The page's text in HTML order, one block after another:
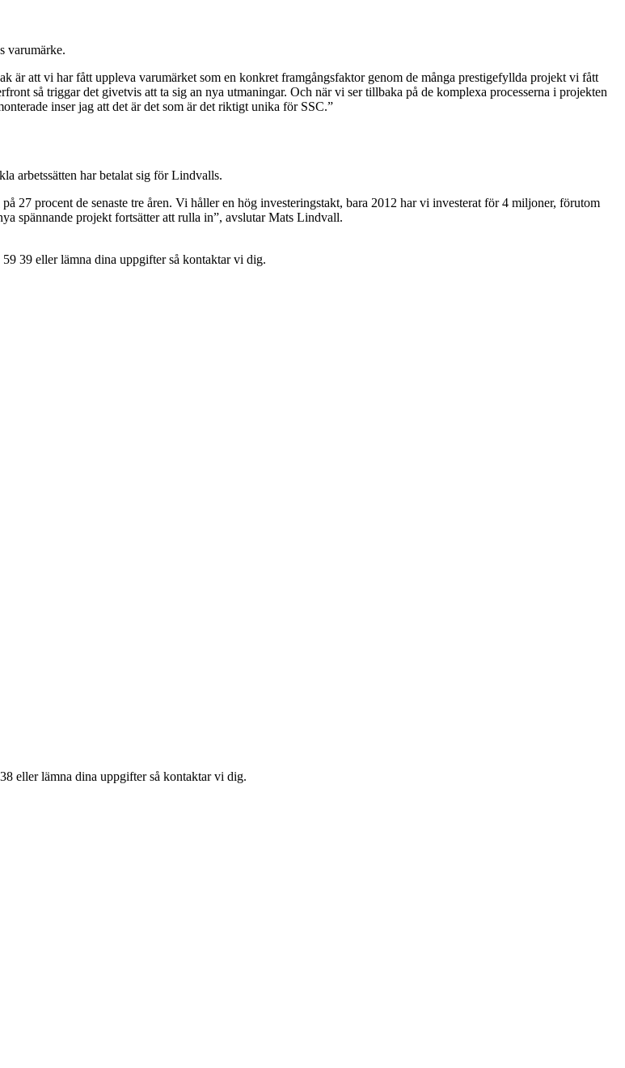
39 eller lämna dina uppgifter så kontaktar vi dig.
eller lämna dina uppgifter så kontaktar vi dig.
varumärke.
är att vi har fått uppleva varumärket som en konkret framgångsfaktor genom de många prestigefyllda projekt vi fått
så triggar det givetvis att ta sig an nya utmaningar. Och när vi ser tillbaka på de komplexa processerna i projekten
inser jag att det är det som är det riktigt unika för SSC.”
arbetssätten har betalat sig för Lindvalls.
procent de senaste tre åren. Vi håller en hög investeringstakt, bara 2012 har vi investerat för 4 miljoner, förutom
spännande projekt fortsätter att rulla in”, avslutar Mats Lindvall.